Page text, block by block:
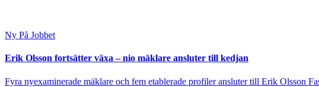
Ny På Jobbet
Erik Olsson fortsätter växa – nio mäklare ansluter till kedjan
Fyra nyexaminerade mäklare och fem etablerade profiler ansluter till Erik Olsson